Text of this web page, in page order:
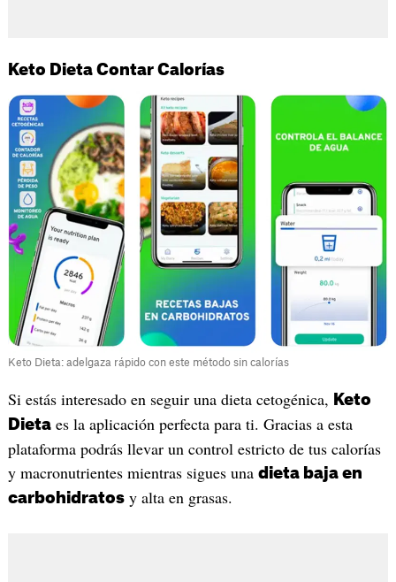
Keto Dieta Contar Calorías
Keto Dieta: adelgaza rápido con este método sin calorías
Si estás interesado en seguir una dieta cetogénica,
Keto
Dietaes la aplicación perfecta para ti. Gracias a esta
plataforma podrás llevar un control estricto de tus calorías
y macronutrientes mientras sigues una dieta baja en
carbohidratosy alta en grasas.